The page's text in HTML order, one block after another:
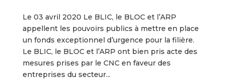
Le 03 avril 2020 Le BLIC, le BLOC et l’ARP
appellent les pouvoirs publics à mettre en place
un fonds exceptionnel d’urgence pour la filière.
Le BLIC, le BLOC et l’ARP ont bien pris acte des
mesures prises par le CNC en faveur des
entreprises du secteur...